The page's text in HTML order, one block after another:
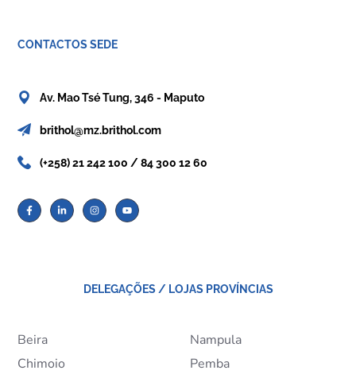
CONTACTOS SEDE
Av. Mao Tsé Tung, 346 - Maputo
brithol@mz.brithol.com
(+258) 21 242 100 / 84 300 12 60
DELEGAÇÕES / LOJAS PROVÍNCIAS
Beira
Chimoio
Nampula
Pemba